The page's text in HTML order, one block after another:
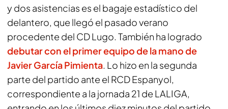
y dos asistencias es el bagaje estadístico del
delantero, que llegó el pasado verano
procedente del CD Lugo. También ha logrado
debutar con el primer equipo de la mano de
Javier García Pimienta. Lo hizo en la segunda
parte del partido ante el RCD Espanyol,
correspondiente a la jornada 21 de LALIGA,